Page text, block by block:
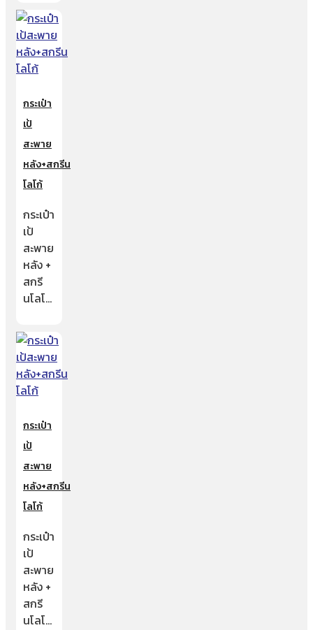
กระเป๋า
เป้
สะพาย
หลัง+สกรีน
โลโก้
กระเป๋า
เป้
สะพาย
หลัง +
สกรี
นโลโ…
กระเป๋า
เป้
สะพาย
หลัง+สกรีน
โลโก้
กระเป๋า
เป้
สะพาย
หลัง +
สกรี
นโลโ…